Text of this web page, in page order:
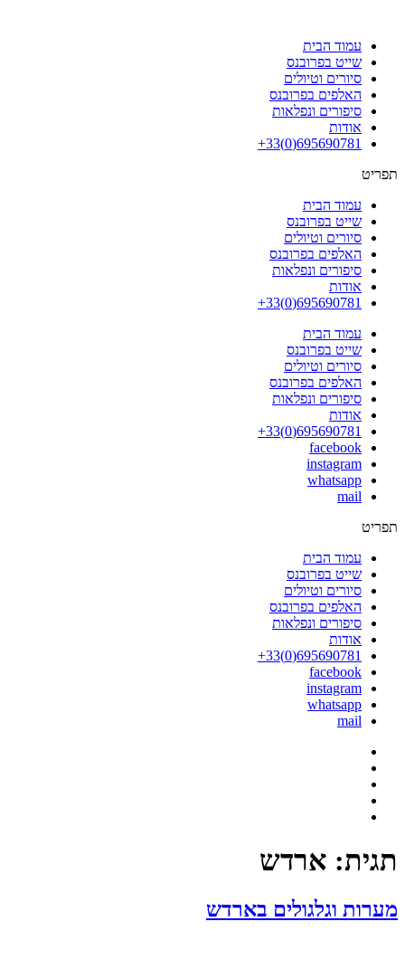
עמוד הבית
שייט בפרובנס
סיורים וטיולים
האלפים בפרובנס
סיפורים ונפלאות
אודות
695690781(0)33+
תפריט
עמוד הבית
שייט בפרובנס
סיורים וטיולים
האלפים בפרובנס
סיפורים ונפלאות
אודות
695690781(0)33+
עמוד הבית
שייט בפרובנס
סיורים וטיולים
האלפים בפרובנס
סיפורים ונפלאות
אודות
695690781(0)33+
facebook
instagram
whatsapp
mail
תפריט
עמוד הבית
שייט בפרובנס
סיורים וטיולים
האלפים בפרובנס
סיפורים ונפלאות
אודות
695690781(0)33+
facebook
instagram
whatsapp
mail
תגית: ארדש
מערות וגלגולים בארדש